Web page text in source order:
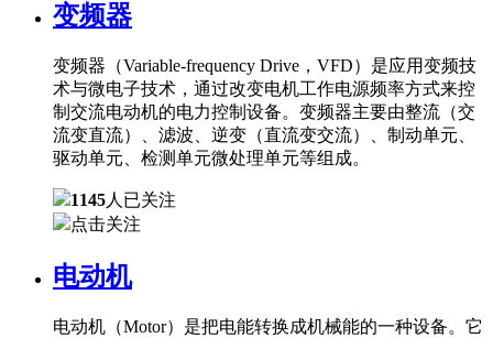
变频器
变频器（Variable-frequency Drive，VFD）是应用变频技
术与微电子技术，通过改变电机工作电源频率方式来控
制交流电动机的电力控制设备。变频器主要由整流（交
流变直流）、滤波、逆变（直流变交流）、制动单元、
驱动单元、检测单元微处理单元等组成。
1145人已关注
点击关注
电动机
电动机（Motor）是把电能转换成机械能的一种设备。它